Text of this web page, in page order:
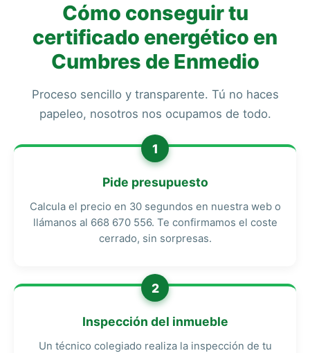
Cómo conseguir tu
certificado energético en
Cumbres de Enmedio
Proceso sencillo y transparente. Tú no haces
papeleo, nosotros nos ocupamos de todo.
1
Pide presupuesto
Calcula el precio en 30 segundos en nuestra web o
llámanos al 668 670 556. Te confirmamos el coste
cerrado, sin sorpresas.
2
Inspección del inmueble
Un técnico colegiado realiza la inspección de tu